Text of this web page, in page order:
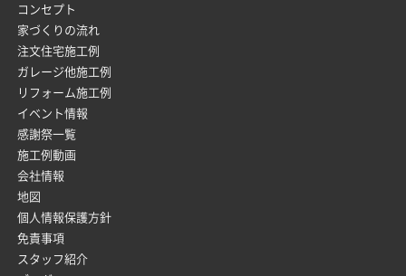
コンセプト
家づくりの流れ
注文住宅施工例
ガレージ他施工例
リフォーム施工例
イベント情報
感謝祭一覧
施工例動画
会社情報
地図
個人情報保護方針
免責事項
スタッフ紹介